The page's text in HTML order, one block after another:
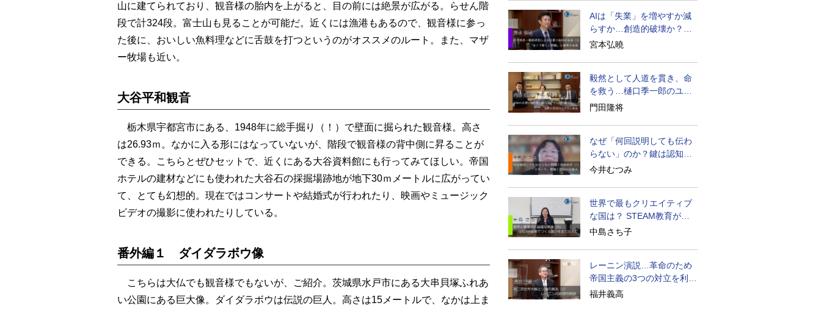
山に建てられており、観音様の胎内を上がると、目の前には絶景が広がる。らせん階
段で計324段。富士山も見ることが可能だ。近くには漁港もあるので、観音様に参っ
た後に、おいしい魚料理などに舌鼓を打つというのがオススメのルート。また、マザ
ー牧場も近い。
大谷平和観音
栃木県宇都宮市にある、1948年に総手掘り（！）で壁面に掘られた観音様。高さ
は26.93ｍ。なかに入る形にはなっていないが、階段で観音様の背中側に昇ることが
できる。こちらとぜひセットで、近くにある大谷資料館にも行ってみてほしい。帝国
ホテルの建材などにも使われた大谷石の採掘場跡地が地下30ｍメートルに広がってい
て、とても幻想的。現在ではコンサートや結婚式が行われたり、映画やミュージック
ビデオの撮影に使われたりしている。
番外編１ ダイダラボウ像
こちらは大仏でも観音様でもないが、ご紹介。茨城県水戸市にある大串貝塚ふれあ
い公園にある巨大像。ダイダラボウは伝説の巨人。高さは15メートルで、なかは上ま
AIは「失業」を増やすか減
らすか…創造的破壊か？資
本化効果か？
宮本弘曉
毅然として人道を貫き、命
を救う…樋口季一郎のユダ
ヤ人救出
門田隆将
なぜ「何回説明しても伝わ
らない」のか？鍵は認知の
仕組み
今井むつみ
世界で最もクリエイティブ
な国は？ STEAM教育が広
がる理由
中島さち子
レーニン演説…革命のため
帝国主義の3つの対立を利用
せよ
福井義高